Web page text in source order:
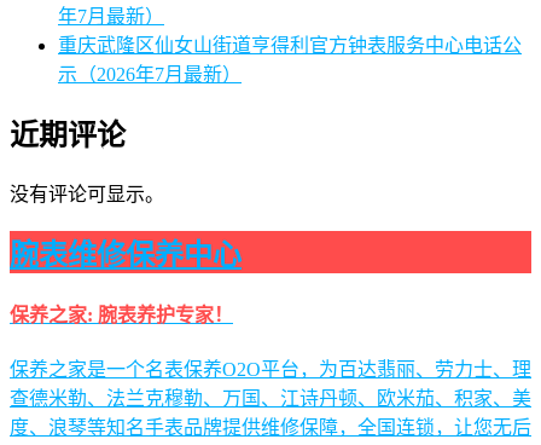
年7月最新）
重庆武隆区仙女山街道亨得利官方钟表服务中心电话公
示（2026年7月最新）
近期评论
没有评论可显示。
腕表维修保养中心
保养之家: 腕表养护专家！
保养之家是一个名表保养O2O平台，为百达翡丽、劳力士、理
查德米勒、法兰克穆勒、万国、江诗丹顿、欧米茄、积家、美
度、浪琴等知名手表品牌提供维修保障，全国连锁，让您无后